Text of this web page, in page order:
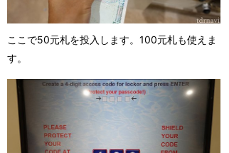
ここで50元札を投入します。100元札も使えま
す。